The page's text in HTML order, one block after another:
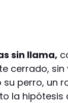
sin llama,
cerrado, sin
perro, un
la hipótesis